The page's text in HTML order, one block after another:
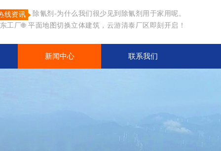
线资讯
除氰剂-为什么我们很少见到除氰剂用于家用呢。
工厂🌐 平面地图切换立体建筑，云游清泰厂区即刻开启！
新闻中心 联系我们